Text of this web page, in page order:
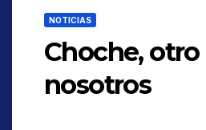
NOTICIAS
Choche,
nosotros